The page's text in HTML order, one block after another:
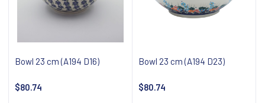
Bowl 23 cm (A194 D16)
$80.74
Bowl 23 cm (A194 D23)
$80.74